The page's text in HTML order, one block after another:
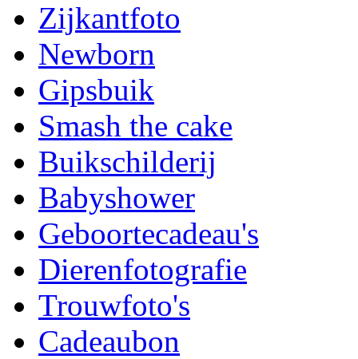
Zijkantfoto
Newborn
Gipsbuik
Smash the cake
Buikschilderij
Babyshower
Geboortecadeau's
Dierenfotografie
Trouwfoto's
Cadeaubon